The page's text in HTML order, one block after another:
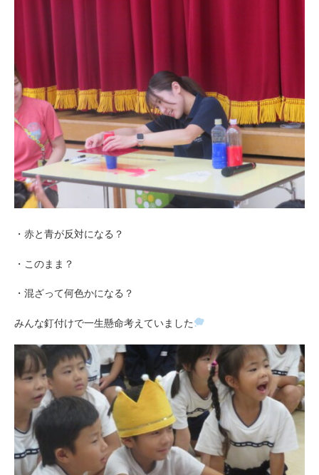
・赤と青が反対になる？
・このまま？
・混ざって何色かになる？
みんな釘付けで一生懸命考えていました